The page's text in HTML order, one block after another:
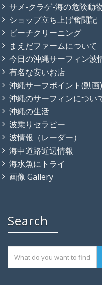
サメ-クラゲ-海の危険動
ショップ立ち上げ奮闘記
ビーチクリーニング
まえだファームについて
今日の沖縄サーフィン
有名な安いお店
沖縄サーフポイント(動画)
沖縄のサーフィンについ
沖縄の生活
波乗りセラピー
波情報（レーダー）
海中道路近辺情報
海水魚にトライ
画像 Gallery
Search